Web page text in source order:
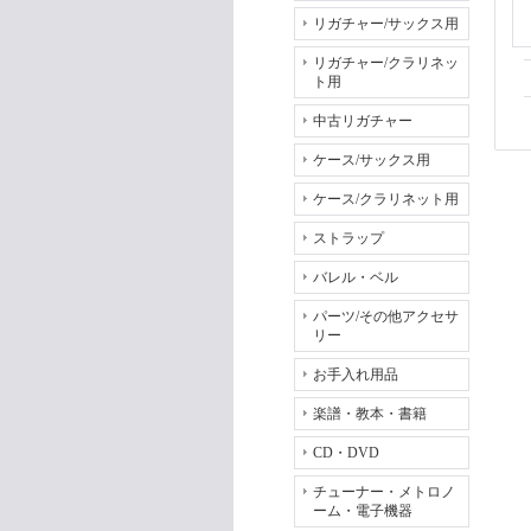
リガチャー/サックス用
リガチャー/クラリネッ
ト用
中古リガチャー
ケース/サックス用
ケース/クラリネット用
ストラップ
バレル・ベル
パーツ/その他アクセサ
リー
お手入れ用品
楽譜・教本・書籍
CD・DVD
チューナー・メトロノ
ーム・電子機器